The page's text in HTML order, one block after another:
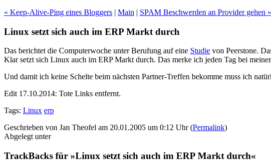
« Keep-Alive-Ping eines Bloggers | Main | SPAM Beschwerden an Provider gehen »
Linux setzt sich auch im ERP Markt durch
Das berichtet die Computerwoche unter Berufung auf eine Studie von Peerstone.
Klar setzt sich Linux auch im ERP Markt durch. Das merke ich jeden Tag bei
Und damit ich keine Schelte beim nächsten Partner-Treffen bekomme muss ich
Edit 17.10.2014: Tote Links entfernt.
Tags: Linux erp
Geschrieben von Jan Theofel am 20.01.2005 um 0:12 Uhr (Permalink)
Abgelegt unter
TrackBacks für »Linux setzt sich auch im ERP Markt durch«